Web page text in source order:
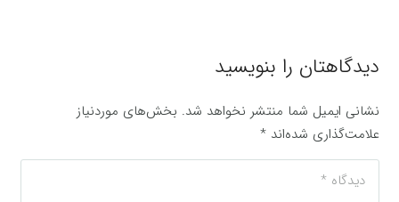
دیدگاهتان را بنویسید
نشانی ایمیل شما منتشر نخواهد شد. بخش‌های موردنیاز
علامت‌گذاری شده‌اند*